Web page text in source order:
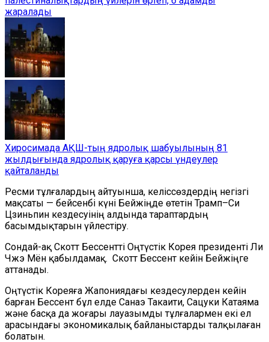
жаралады
Хиросимада АҚШ-тың ядролық шабуылының 81
жылдығында ядролық қаруға қарсы үндеулер
қайталанды
Ресми тұлғалардың айтуынша, келіссөздердің негізгі
мақсаты — бейсенбі күні Бейжіңде өтетін Трамп–Си
Цзиньпин кездесуінің алдында тараптардың
басымдықтарын үйлестіру.
Сондай-ақ Скотт Бессентті Оңтүстік Корея президенті Ли
Чжэ Мён қабылдамақ. Скотт Бессент кейін Бейжіңге
аттанады.
Оңтүстік Кореяға Жапониядағы кездесулерден кейін
барған Бессент бұл елде Санаэ Такаити, Сацуки Катаяма
және басқа да жоғары лауазымды тұлғалармен екі ел
арасындағы экономикалық байланыстарды талқылаған
болатын.